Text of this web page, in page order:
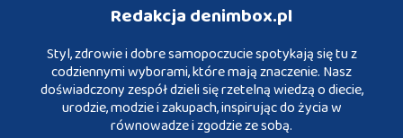
Redakcja denimbox.pl
Styl, zdrowie i dobre samopoczucie spotykają się tu z
codziennymi wyborami, które mają znaczenie. Nasz
doświadczony zespół dzieli się rzetelną wiedzą o diecie,
urodzie, modzie i zakupach, inspirując do życia w
równowadze i zgodzie ze sobą.